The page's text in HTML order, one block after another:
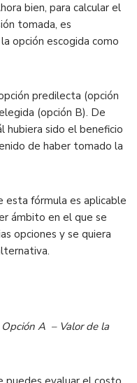
bien, para calcular el
tomada, es
opción escogida como
predilecta (opción
(opción B). De
hubiera sido el beneficio
de haber tomado la
esta fórmula es aplicable
ámbito en el que se
opciones y se quiera
A – Valor de la